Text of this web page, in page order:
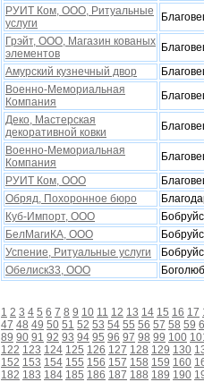
РУИТ Ком, ООО, Ритуальные
услуги
Грэйт, ООО, Магазин кованыx
элементов
Амурский кузнечный двор
Военно-Мемориальная
Компания
Деко, Мастерская
декоративной ковки
Военно-Мемориальная
Компания
РУИТ Ком, ООО
Обряд, Поxоронное бюро
Куб-Импорт, ООО
БелМагиКА, ООО
Успение, Ритуальные услуги
Обелиск33, ООО
1 2 3 4 5 6 7 8 9 10 11 12 13 14 15 16 17
47 48 49 50 51 52 53 54 55 56 57 58 59
89 90 91 92 93 94 95 96 97 98 99 100
122 123 124 125 126 127 128 129 130
152 153 154 155 156 157 158 159 160
182 183 184 185 186 187 188 189 190